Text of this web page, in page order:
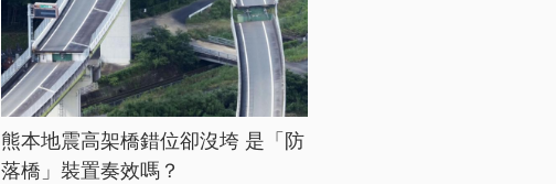
熊本地震高架橋錯位卻沒垮 是「防
落橋」裝置奏效嗎？